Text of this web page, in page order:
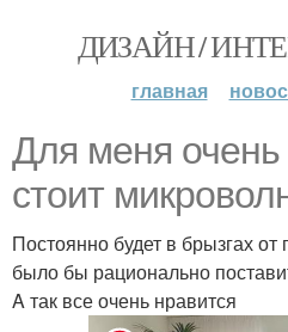
ДИЗАЙН /
главная
Для меня
стоит
Постоянно будет в брызгах
было бы рационально
A так все очень нравится